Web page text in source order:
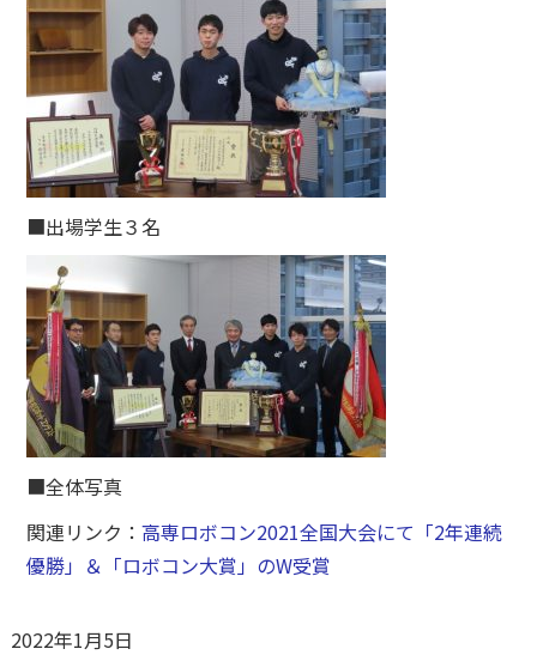
■出場学生３名
■全体写真
関連リンク： 高専ロボコン2021全国大会にて「2年連続
優勝」＆「ロボコン大賞」のW受賞
2022年1月5日